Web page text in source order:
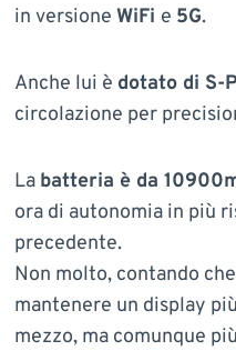
in versione WiFi e 5G.
Anche lui è dotato di S-
circolazione per
La batteria è da
ora di autonomia in più
precedente.
Non molto, contando
mantenere un display
mezzo, ma comunque